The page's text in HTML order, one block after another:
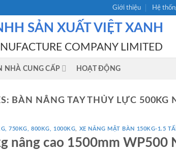
Giới thiệu Hệ
SẢN XUẤT VIỆT XANH
COMPANY LIMITED
NHÀ CUNG CẤP HOẠT ĐỘNG
BÀN NÂNG TAY THỦY LỰC 500KG
750KG, 800KG, 1000KG XE NÂNG MẶT BÀN 150KG-1.5
nâng cao 1500mm WP500